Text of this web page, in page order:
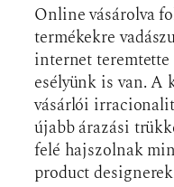
Online vásárolva
termékekre
internet
esélyünk is van. A
vásárlói
újabb árazási
felé hajszolnak
product